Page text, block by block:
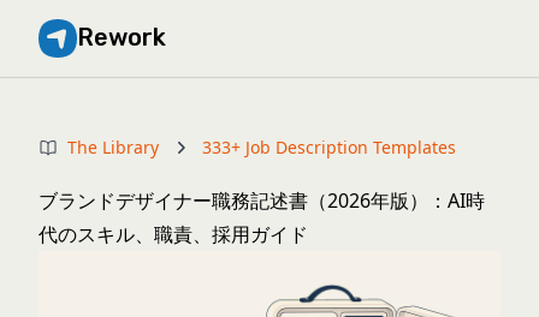
Rework
The Library 333+ Job Description Templates
ブランドデザイナー職務記述書（2026年版）：AI時
代のスキル、職責、採用ガイド